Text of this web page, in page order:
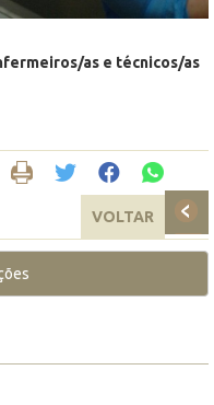
as e técnicos/as
VOLTAR